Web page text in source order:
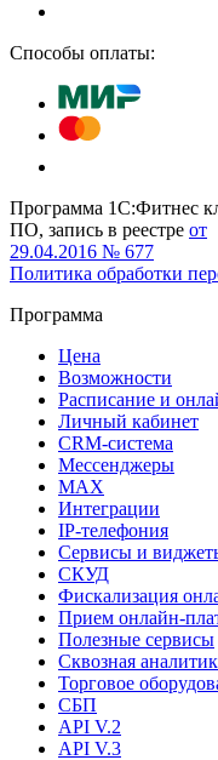
Способы оплаты:
Программа 1С:Фитнес
ПО, запись в реестре от
29.04.2016 № 677
Политика обработки
Программа
Цена
Возможности
Расписание и
Личный кабинет
CRM-система
Мессенджеры
MAX
Интеграции
IP-телефония
Сервисы и
СКУД
Фискализация
Прием онлайн-
Полезные сервисы
Сквозная
Торговое
СБП
API V.2
API V.3